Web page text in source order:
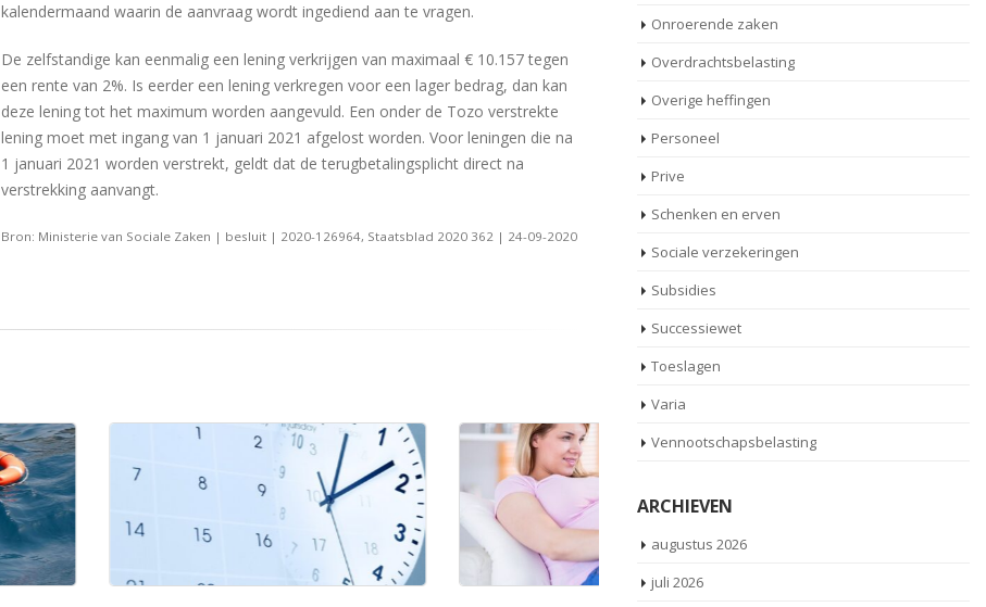
kalendermaand waarin de aanvraag wordt ingediend aan te vragen.
De zelfstandige kan eenmalig een lening verkrijgen van maximaal € 10.157 tegen
een rente van 2%. Is eerder een lening verkregen voor een lager bedrag, dan kan
deze lening tot het maximum worden aangevuld. Een onder de Tozo verstrekte
lening moet met ingang van 1 januari 2021 afgelost worden. Voor leningen die na
1 januari 2021 worden verstrekt, geldt dat de terugbetalingsplicht direct na
verstrekking aanvangt.
Bron: Ministerie van Sociale Zaken | besluit | 2020-126964, Staatsblad 2020 362 | 24-09-2020
Onroerende zaken
Overdrachtsbelasting
Overige heffingen
Personeel
Prive
Schenken en erven
Sociale verzekeringen
Subsidies
Successiewet
Toeslagen
Varia
Vennootschapsbelasting
ARCHIEVEN
augustus 2026
juli 2026